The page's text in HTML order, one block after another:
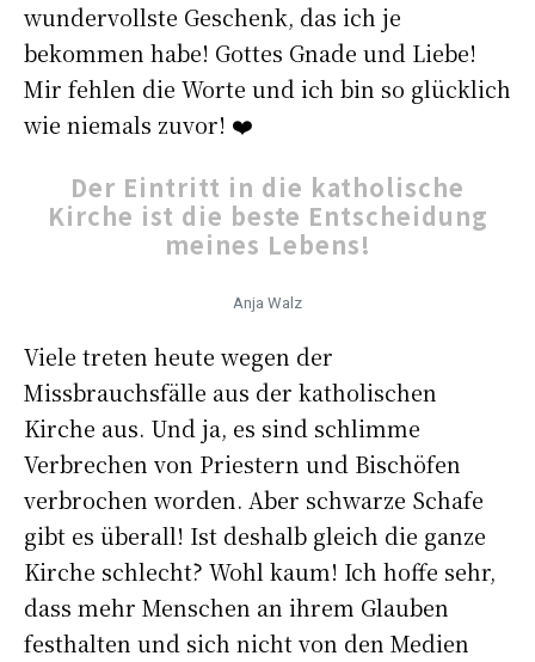
wundervollste Geschenk, das ich je
bekommen habe! Gottes Gnade und Liebe!
Mir fehlen die Worte und ich bin so glücklich
wie niemals zuvor! ❤️
Der Eintritt in die katholische
Kirche ist die beste Entscheidung
meines Lebens!
Anja Walz
Viele treten heute wegen der
Missbrauchsfälle aus der katholischen
Kirche aus. Und ja, es sind schlimme
Verbrechen von Priestern und Bischöfen
verbrochen worden. Aber schwarze Schafe
gibt es überall! Ist deshalb gleich die ganze
Kirche schlecht? Wohl kaum! Ich hoffe sehr,
dass mehr Menschen an ihrem Glauben
festhalten und sich nicht von den Medien